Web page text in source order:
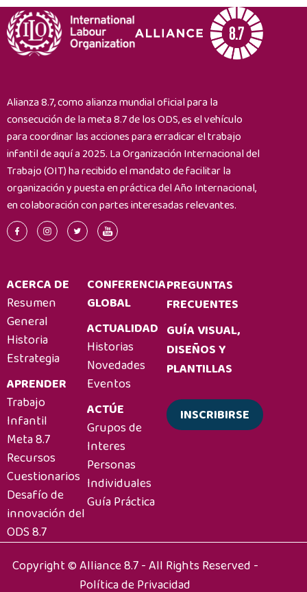
Alianza 8.7, como alianza mundial oficial para la
consecución de la meta 8.7 de los ODS, es el vehículo
para coordinar las acciones para erradicar el trabajo
infantil de aquí a 2025. La Organización Internacional del
Trabajo (OIT) ha recibido el mandato de facilitar la
organización y puesta en práctica del Año Internacional,
en colaboración con partes interesadas relevantes.
ACERCA DE
Resumen
General
Historia
Estrategia
APRENDER
Trabajo
Infantil
Meta 8.7
Recursos
Cuestionarios
Desafío de
innovación del
ODS 8.7
CONFERENCIA
GLOBAL
ACTUALIDAD
Historias
Novedades
Eventos
ACTÚE
Grupos de
Interes
Personas
Individuales
Guía Práctica
PREGUNTAS
FRECUENTES
GUÍA VISUAL,
DISEÑOS Y
PLANTILLAS
INSCRIBIRSE
Copyright © Alliance 8.7 - All Rights Reserved -
Política de Privacidad